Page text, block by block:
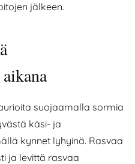
jälkeen.
suojaamalla sormia
käsi- ja
kynnet lyhyinä. Rasvaa
ja levittä rasvaa